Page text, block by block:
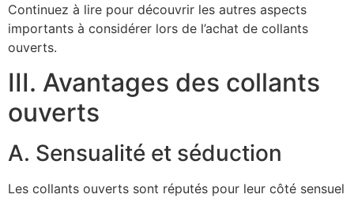
Continuez à lire pour découvrir les autres aspects
importants à considérer lors de l’achat de collants
ouverts.
III. Avantages des collants
ouverts
A. Sensualité et séduction
Les collants ouverts sont réputés pour leur côté sensuel